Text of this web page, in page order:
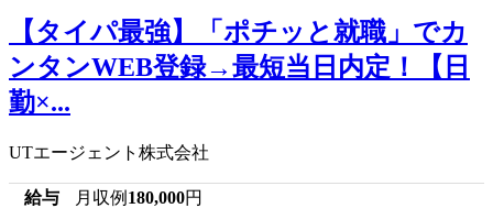
【タイパ最強】「ポチッと就職」でカ
ンタンWEB登録→最短当日内定！【日
勤×...
UTエージェント株式会社
給与 月収例 180,000円